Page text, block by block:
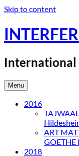
Skip to content
International
Menu
2016
ART
GOETHE
2018